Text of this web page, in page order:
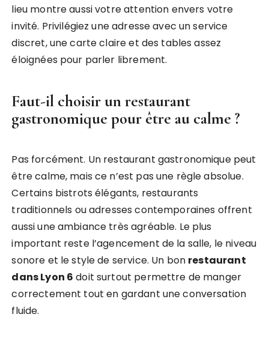
lieu montre aussi votre attention envers votre
invité. Privilégiez une adresse avec un service
discret, une carte claire et des tables assez
éloignées pour parler librement.
Faut-il choisir un restaurant
gastronomique pour être au calme ?
Pas forcément. Un restaurant gastronomique peut
être calme, mais ce n’est pas une règle absolue.
Certains bistrots élégants, restaurants
traditionnels ou adresses contemporaines offrent
aussi une ambiance très agréable. Le plus
important reste l’agencement de la salle, le niveau
sonore et le style de service. Un bon restaurant
dans Lyon 6 doit surtout permettre de manger
correctement tout en gardant une conversation
fluide.